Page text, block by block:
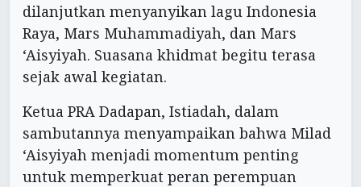
dilanjutkan menyanyikan lagu Indonesia
Raya, Mars Muhammadiyah, dan Mars
‘Aisyiyah. Suasana khidmat begitu terasa
sejak awal kegiatan.
Ketua PRA Dadapan, Istiadah, dalam
sambutannya menyampaikan bahwa Milad
‘Aisyiyah menjadi momentum penting
untuk memperkuat peran perempuan